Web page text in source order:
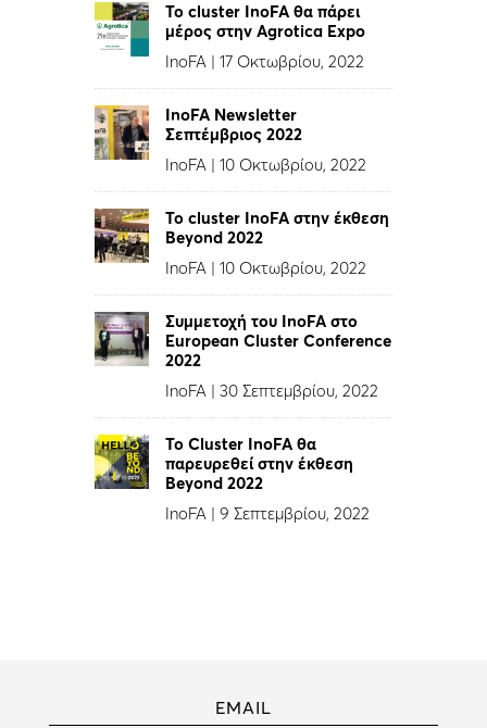
Το cluster InoFA θα πάρει
μέρος στην Agrotica Expo
InoFA |17 Οκτωβρίου, 2022
InoFA Newsletter
Σεπτέμβριος 2022
InoFA |10 Οκτωβρίου, 2022
Το cluster InoFA στην έκθεση
Beyond 2022
InoFA |10 Οκτωβρίου, 2022
Συμμετοχή του InoFA στο
European Cluster Conference
2022
InoFA |30 Σεπτεμβρίου, 2022
Το Cluster InoFA θα
παρευρεθεί στην έκθεση
Beyond 2022
InoFA |9 Σεπτεμβρίου, 2022
EMAIL